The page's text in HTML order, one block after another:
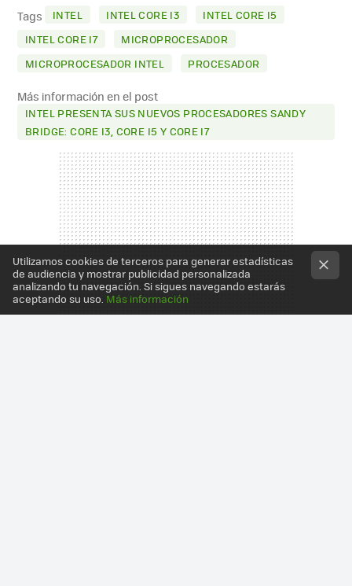
MAIL
Tags INTEL INTEL CORE I3
INTEL CORE I5
INTEL CORE I7
MICROPROCESADOR
MICROPROCESADOR INTEL
PROCESADOR
Más información en el post
INTEL PRESENTA SUS NUEVOS PROCESADORES SANDY
BRIDGE: CORE I3, CORE I5 Y CORE I7
Utilizamos cookies de terceros para generar estadísticas
de audiencia y mostrar publicidad personalizada
analizando tu navegación. Si sigues navegando estarás
aceptando su uso. Más información